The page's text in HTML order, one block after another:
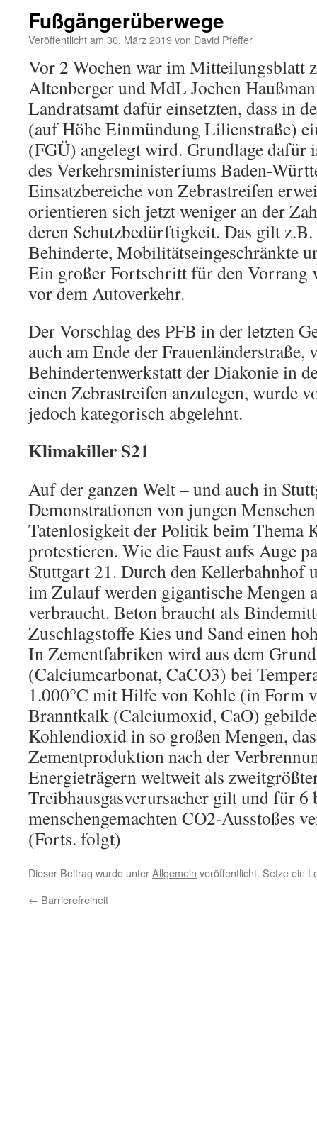
Fußgängerüberwege
Veröffentlicht am 30. März 2019von David Pfeffer
Vor 2 Wochen war im Mitteilungsblatt
Altenberger und MdL Jochen
Landratsamt dafür einsetzten, dass in
(auf Höhe Einmündung Lilienstraße)
(FGÜ) angelegt wird. Grundlage dafür
des Verkehrsministeriums Baden-
Einsatzbereiche von Zebrastreifen
orientieren sich jetzt weniger an der
deren Schutzbedürftigkeit. Das gilt
Behinderte, Mobilitätseingeschränkte
Ein großer Fortschritt für den Vorrang
vor dem Autoverkehr.
Der Vorschlag des PFB in der letzten
auch am Ende der Frauenländerstraße,
Behindertenwerkstatt der Diakonie in
einen Zebrastreifen anzulegen, wurde
jedoch kategorisch abgelehnt.
Klimakiller S21
Auf der ganzen Welt – und auch in
Demonstrationen von jungen
Tatenlosigkeit der Politik beim Thema
protestieren. Wie die Faust aufs Auge
Stuttgart 21. Durch den Kellerbahnhof
im Zulauf werden gigantische Mengen
verbraucht. Beton braucht als
Zuschlagstoffe Kies und Sand einen
In Zementfabriken wird aus dem
(Calciumcarbonat, CaCO3) bei
1.000°C mit Hilfe von Kohle (in Form
Branntkalk (Calciumoxid, CaO)
Kohlendioxid in so großen Mengen,
Zementproduktion nach der
Energieträgern weltweit als
Treibhausgasverursacher gilt und für 6
menschengemachten CO2-Ausstoßes
(Forts. folgt)
Dieser Beitrag wurde unterAllgemein veröffentlicht. Setze ein
← Barrierefreiheit